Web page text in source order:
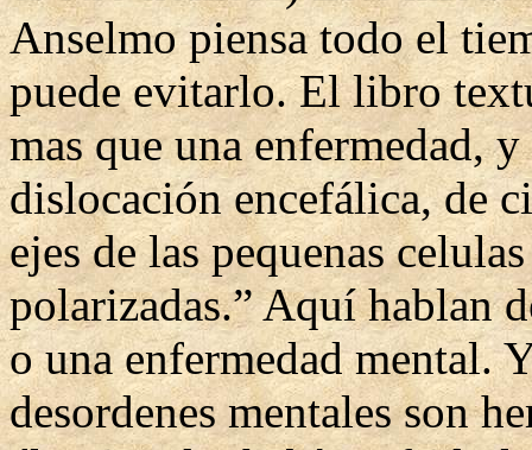
Anselmo piensa todo el
puede evitarlo. El libro
mas que una enfermedad,
dislocación encefálica, de
ejes de las pequenas
polarizadas.” Aquí hablan
o una enfermedad mental.
desordenes mentales son